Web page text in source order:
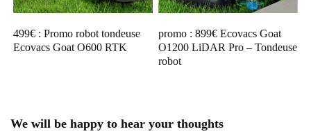
499€ : Promo robot tondeuse
Ecovacs Goat O600 RTK
promo : 899€ Ecovacs Goat
O1200 LiDAR Pro – Tondeuse
robot
We will be happy to hear your thoughts